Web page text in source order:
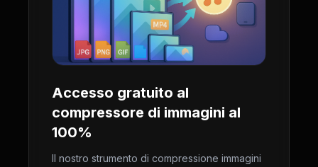
Accesso gratuito al
compressore di immagini al
100%
Il nostro strumento di compressione immagini